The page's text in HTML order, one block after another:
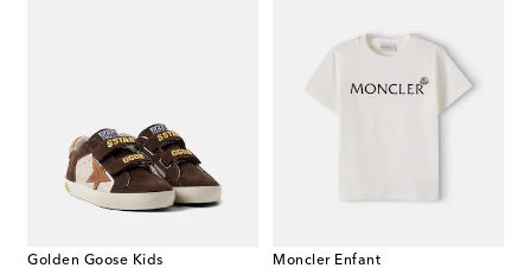
Golden Goose Kids
Moncler Enfant